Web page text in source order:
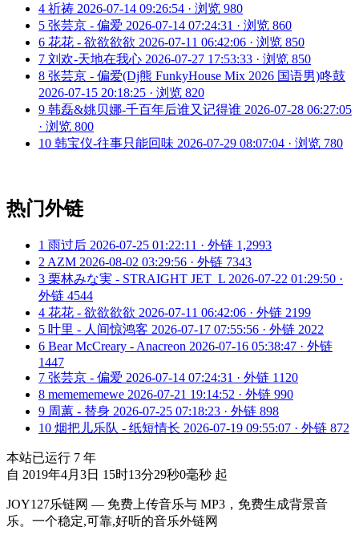
4 祈祷 2026-07-14 09:26:54 · 浏览 980
5 张芸京 - 偏爱 2026-07-14 07:24:31 · 浏览 860
6 花花 - 欲欲欲欲 2026-07-11 06:42:06 · 浏览 850
7 刘欢-天地在我心 2026-07-27 17:53:33 · 浏览 850
8 张芸京 - 偏爱(Dj熊 FunkyHouse Mix 2026 国语男)咚鼓
2026-07-15 20:18:25 · 浏览 820
9 韩磊&姚贝娜-千百年后谁又记得谁 2026-07-28 06:27:05
· 浏览 800
10 韩宝仪-往事只能回味 2026-07-29 08:07:04 · 浏览 780
热门外链
1 雨过后 2026-07-25 01:22:11 · 外链 1,2993
2 AZM 2026-08-02 03:29:56 · 外链 7343
3 栗林みな実 - STRAIGHT JET_L 2026-07-22 01:29:50 ·
外链 4544
4 花花 - 欲欲欲欲 2026-07-11 06:42:06 · 外链 2199
5 叶里 - 人间惊鸿客 2026-07-17 07:55:56 · 外链 2022
6 Bear McCreary - Anacreon 2026-07-16 05:38:47 · 外链
1447
7 张芸京 - 偏爱 2026-07-14 07:24:31 · 外链 1120
8 memememewe 2026-07-21 19:14:52 · 外链 990
9 周蕙 - 替身 2026-07-25 07:18:23 · 外链 898
10 烟把儿乐队 - 纸短情长 2026-07-19 09:55:07 · 外链 872
本站已运行 7 年
自 2019年4月3日 15时13分29秒0毫秒 起
JOY127乐链网 — 免费上传音乐与 MP3，免费生成背景音
乐。一个稳定,可靠,好听的音乐外链网